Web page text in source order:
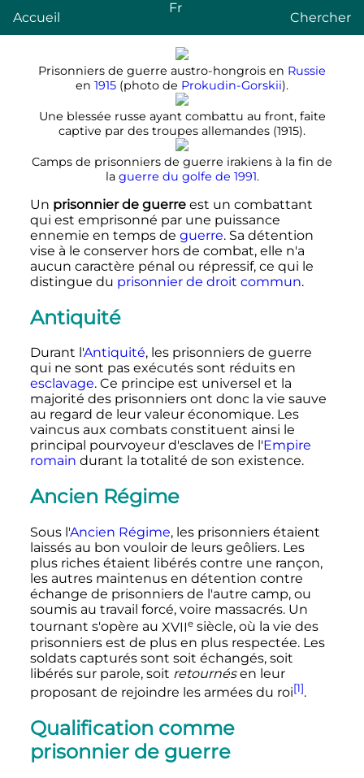
Accueil
Fr
Chercher
Prisonniers de guerre austro-hongrois en Russie
en 1915 (photo de Prokudin-Gorskii).
Une blessée russe ayant combattu au front, faite
captive par des troupes allemandes (1915).
Camps de prisonniers de guerre irakiens à la fin de
la guerre du golfe de 1991.
Un prisonnier de guerreest un combattant
qui est emprisonné par une puissance
ennemie en temps de guerre. Sa détention
vise à le conserver hors de combat, elle n'a
aucun caractère pénal ou répressif, ce qui le
distingue du prisonnier de droit commun.
Antiquité
Durant l'Antiquité, les prisonniers de guerre
qui ne sont pas exécutés sont réduits en
esclavage. Ce principe est universel et la
majorité des prisonniers ont donc la vie sauve
au regard de leur valeur économique. Les
vaincus aux combats constituent ainsi le
principal pourvoyeur d'esclaves de l'Empire
romain durant la totalité de son existence.
Ancien Régime
Sous l'Ancien Régime, les prisonniers étaient
laissés au bon vouloir de leurs geôliers. Les
plus riches étaient libérés contre une rançon,
les autres maintenus en détention contre
échange de prisonniers de l'autre camp, ou
soumis au travail forcé, voire massacrés. Un
tournant s'opère au XVIIe siècle, où la vie des
prisonniers est de plus en plus respectée. Les
soldats capturés sont soit échangés, soit
libérés sur parole, soit retournésen leur
proposant de rejoindre les armées du roi[1].
Qualification comme
prisonnier de guerre